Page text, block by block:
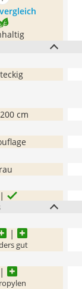
cm
gut